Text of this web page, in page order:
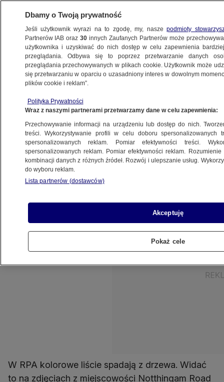
METEO
NAJNOWSZE
26.05.2017, 13:00
Udostępnij
Na półkuli południowej jest jesień. Ta, która
zapanowała w Republice Południowej Afryki, do
złudzenia przypomina złotą polską.
W RPA kolorowe liście spadają z drzewa. Widać
to na zdjęciach z miejscowości Notthingam Road
Dbamy o Twoją prywatność
Jeśli użytkownik wyrazi na to zgodę, my, naszepodmioty
Partnerów IAB oraz30 innych Zaufanych Partnerów może
użytkownika i uzyskiwać do nich dostęp w celu zapewnienia
przeglądania. Odbywa się to poprzez przetwarzanie danych
przeglądania przechowywanych w plikach cookie. Użytkownik może
się przetwarzaniu w oparciu o uzasadniony interes w dowolnym
plików cookie i reklam”.
Polityka Prywatności
Wraz z naszymi partnerami przetwarzamy dane w celu zapewnienia:
Przechowywanie informacji na urządzeniu lub dostęp do nich.
treści. Wykorzystywanie profili w celu doboru spersonalizowanych
spersonalizowanych reklam. Pomiar efektywności treści.
spersonalizowanych reklam. Pomiar efektywności reklam.
kombinacji danych z różnych źródeł. Rozwój i ulepszanie usług.
do wyboru reklam.
Lista partnerów (dostawców)
Akceptuję
Pokaż cele